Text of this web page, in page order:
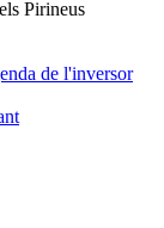
de l'inversor